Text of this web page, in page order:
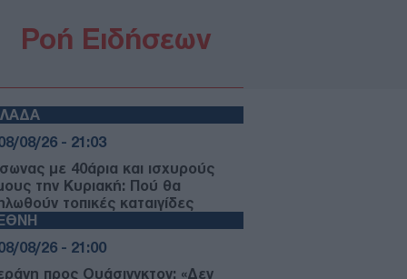
Ροή Ειδήσεων
08/26 - 21:03
με 40άρια και ισχυρούς
την Κυριακή: Πού θα
τοπικές καταιγίδες
08/26 - 21:00
προς Ουάσινγκτον: «Δεν